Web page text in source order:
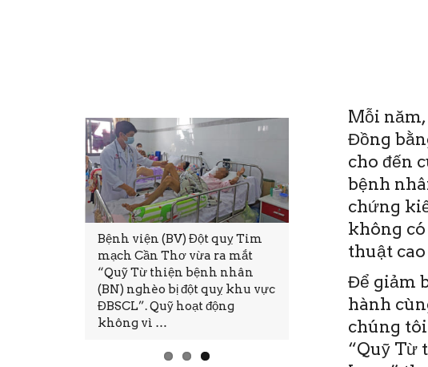
Bệnh viện (BV) Đột quỵ Tim
mạch Cần Thơ vừa ra mắt
“Quỹ Từ thiện bệnh nhân
(BN) nghèo bị đột quỵ khu vực
ĐBSCL”. Quỹ hoạt động
không vì …
Thứ Sáu, 19/6/2020
11:28(ĐTTTO)- Sáng
tại Bệnh viện Đột quỵ
mạch Cần Thơ đã
thảo và Đào tạo y
tục CME. Đây …
Mỗi
Đồng
cho đến
bệnh
chứng
không
thuật
Để giảm
hành
chúng tôi
“Quỹ Từ